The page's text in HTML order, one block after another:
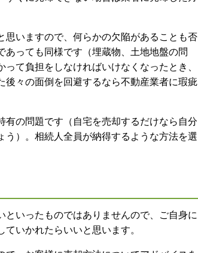
いますので、何らかの欠陥があることも否
っても同様です（埋蔵物、土地地盤の問
て負担をしなければいけなくなったとき、
後々の面倒を回避するなら不動産業者に瑕疵
の問題です（自宅を売却するだけなら自分
）。相続人全員が納得するような方法を選
いったものではありませんので、ご自身に
いかれたらいいと思います。